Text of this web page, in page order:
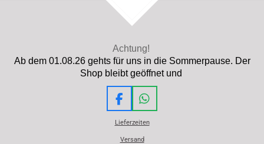
Achtung!
Ab dem 01.08.26 gehts für uns in die Sommerpause. Der
Shop bleibt geöffnet und
F
a
c
e
W
h
a
t
Lieferzeiten
Versand